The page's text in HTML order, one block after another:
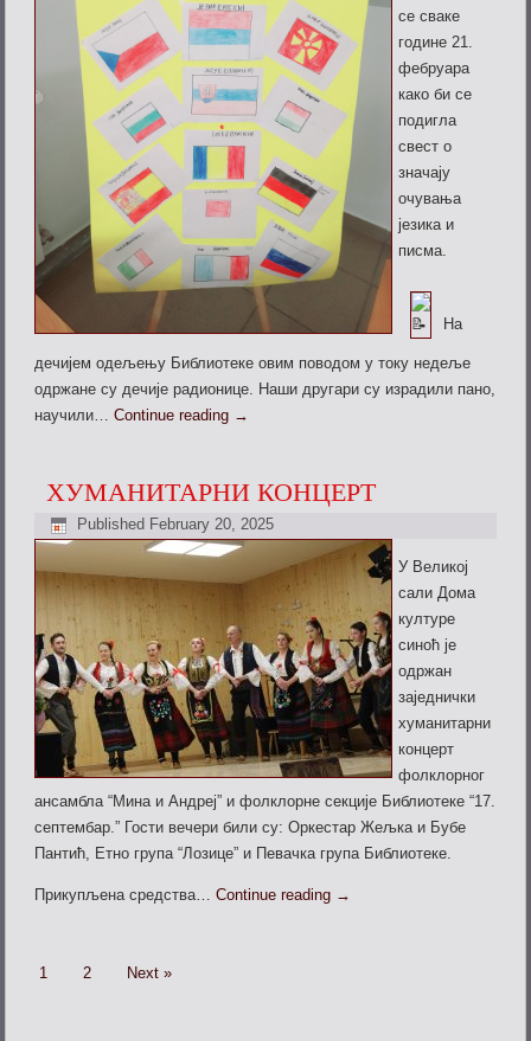
се сваке
године 21.
фебруара
како би се
подигла
свест о
значају
очувања
језика и
писма.
На
дечијем одељењу Библиотеке овим поводом у току недеље
одржане су дечије радионице. Наши другари су израдили пано,
научили…Continue reading →
ХУМАНИТАРНИ КОНЦЕРТ
Published February 20, 2025
У Великој
сали Дома
културе
синоћ је
одржан
заједнички
хуманитарни
концерт
фолклорног
ансамбла “Мина и Андреј” и фолклорне секције Библиотеке “17.
септембар.” Гости вечери били су: Оркестар Жељка и Бубе
Пантић, Етно група “Лозице” и Певачка група Библиотеке.
Прикупљена средства…Continue reading →
1 2 Next »